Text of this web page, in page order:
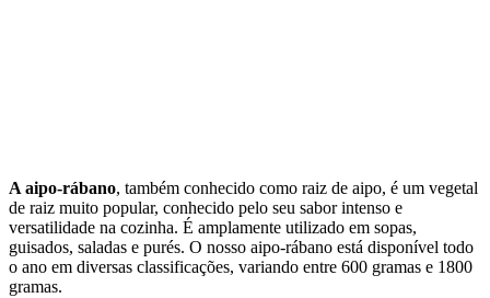
A aipo-rábano, também conhecido como raiz de aipo, é um vegetal
de raiz muito popular, conhecido pelo seu sabor intenso e
versatilidade na cozinha. É amplamente utilizado em sopas,
guisados, saladas e purés. O nosso aipo-rábano está disponível todo
o ano em diversas classificações, variando entre 600 gramas e 1800
gramas.